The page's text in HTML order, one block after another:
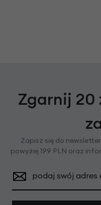
Zgarnij 20
Zapisz się do
powyżej 199 PLN oraz
podaj swój adres